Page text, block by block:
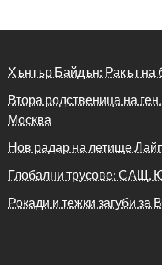
Хънтър Байдън: Ракът на
Втора родственица на
Москва
Нов радар на летище
Глобални трусове: САЩ,
Рокади и тежки загуби